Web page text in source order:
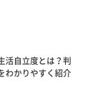
活自立度とは？判
わかりやすく紹介